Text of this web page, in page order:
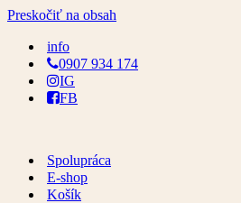
Preskočiť na obsah
info
0907 934 174
IG
FB
Spolupráca
E-shop
Košík